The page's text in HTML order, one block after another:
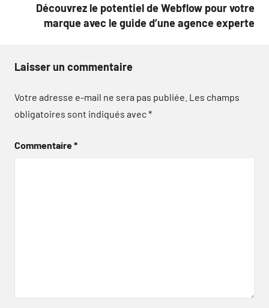
Découvrez le potentiel de Webflow pour votre
marque avec le guide d’une agence experte
Laisser un commentaire
Votre adresse e-mail ne sera pas publiée. Les champs
obligatoires sont indiqués avec*
Commentaire*